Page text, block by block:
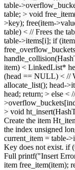
table-
table; > void
>key); free(item-
table) < // Frees the
table->items[i]; if
item) < LinkedList*
(head == NULL) < //
allocate_list(); head-
head; return; > else <
> void
Create the item
the index unsigned
current_item = table-
Key does not exist. if
Full printf("Insert
item free_item(item);